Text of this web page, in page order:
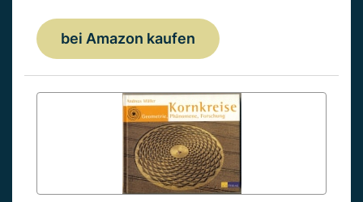
bei Amazon kaufen